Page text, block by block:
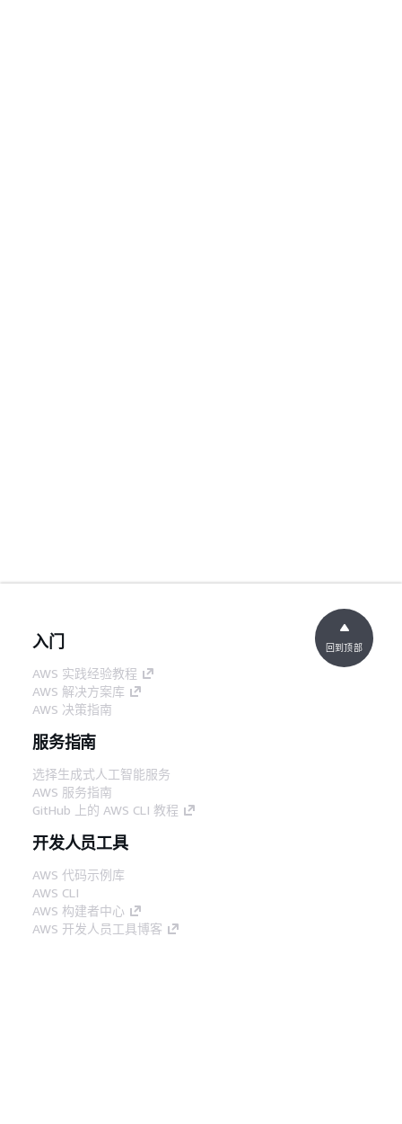
入门
AWS 实践经验教程
AWS 解决方案库
AWS 决策指南
服务指南
选择生成式人工智能服务
AWS 服务指南
GitHub 上的 AWS CLI 教程
开发人员工具
AWS 代码示例库
AWS CLI
AWS 构建者中心
AWS 开发人员工具博客
回到顶部